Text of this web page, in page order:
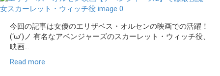
今回の記事は女優のエリザベス・オルセンの映画での活躍！
(‘ω’)ノ 有名なアベンジャーズのスカーレット・ウィッチ役、
映画...
Read more